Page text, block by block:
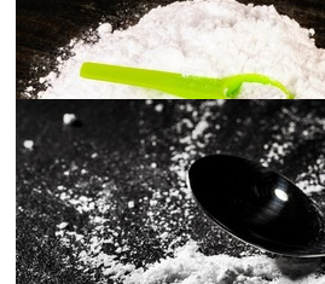
栄養学
2019.05.30
その他のアミ
ノ酸～タウリ
ン～
栄養学
2019.05.16
その他アミノ
酸～非必須ア
ミノ酸 グリシ
食・健康
1 2 3 4